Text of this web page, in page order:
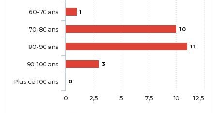
1
10
11
3
0
60-70 ans
70-80 ans
80-90 ans
90-100 ans
Plus de 100 ans
0 10
2,5 5 7,5 12,5